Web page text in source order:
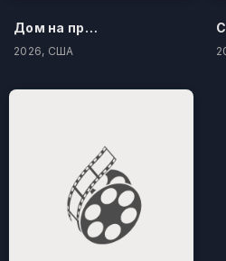
Дом на проклятом холме
2026, США